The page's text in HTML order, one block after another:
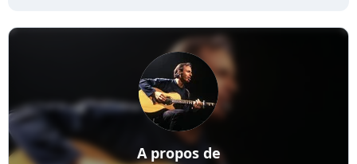
A propos de